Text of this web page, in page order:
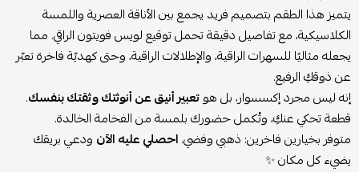
يتميز هذا الطقم بتصميم فريد يجمع بين الأناقة العصرية واللمسة
الكلاسيكية، مع تفاصيل دقيقة تحمل توقيع لويس فويتون الراقي. مما
يجعله مثاليًا للسهرات الراقية، والإطلالات الراقية، وحتى كهديّة فاخرة تعبّر
عن ذوقكِ الرفيع.
إنه ليس مجرد إكسسوار، بل هوتعبير أنيق عن أنوثتك وثقتك بنفسك.
قطعة تحكي عنكِ، وتُكمل حضورك بلمسة من الفخامة الخالدة.
متوفر بخيارين فاخرين: ذهبي وفضي.احصلي عليه الآن ودعي بريقك
يضيء كل مكان ✨